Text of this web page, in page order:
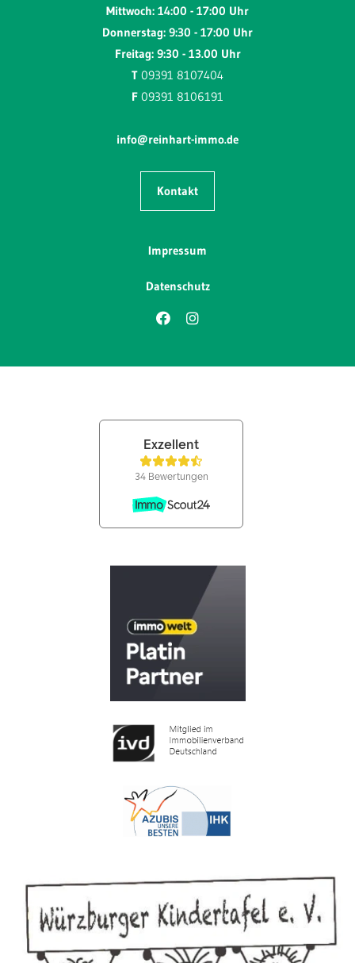
Mittwoch: 14:00 - 17:00 Uhr
Donnerstag: 9:30 - 17:00 Uhr
Freitag: 9:30 - 13.00 Uhr
T 09391 8107404
F 09391 8106191
info@reinhart-immo.de
Kontakt
Impressum
Datenschutz